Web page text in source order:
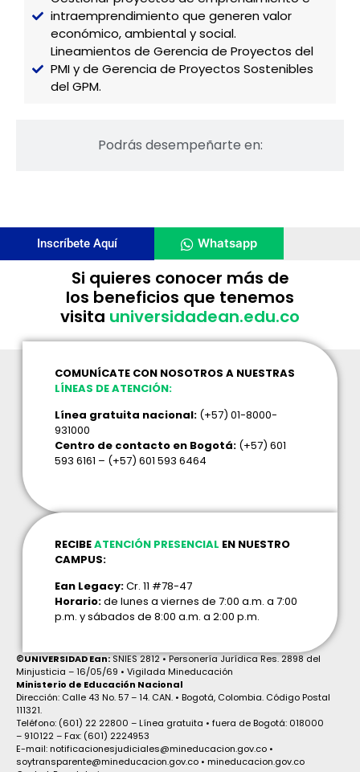
Podrás desempeñarte en:
intraemprendimiento que generen valor
económico, ambiental y social.
Lineamientos de Gerencia de Proyectos del
PMI y de Gerencia de Proyectos Sostenibles
del GPM.
Inscríbete Aquí Whatsapp
Si quieres conocer más de
los beneficios que tenemos
visita universidadean.edu.co
COMUNÍCATE CON NOSOTROS A NUESTRAS
LÍNEAS DE ATENCIÓN:
Línea gratuita nacional: (+57) 01-8000-
931000
Centro de contacto en Bogotá: (+57) 601
593 6161 – (+57) 601 593 6464
RECIBEATENCIÓN PRESENCIAL EN NUESTRO
CAMPUS:
Ean Legacy:Cr. 11 #78-47
Horario:de lunes a viernes de 7:00 a.m. a 7:00
p.m. y sábados de 8:00 a.m. a 2:00 p.m.
©UNIVERSIDAD Ean:SNIES 2812 • Personería Jurídica Res. 2898 del
Minjusticia – 16/05/69 • Vigilada Mineducación
Ministerio de Educación Nacional
Dirección: Calle 43 No. 57 – 14. CAN. • Bogotá, Colombia. Código Postal
111321.
Teléfono: (601) 22 22800 – Línea gratuita • fuera de Bogotá: 018000
– 910122 – Fax: (601) 2224953
E-mail: notificacionesjudiciales@mineducacion.gov.co •
soytransparente@mineducacion.gov.co • mineducacion.gov.co